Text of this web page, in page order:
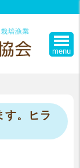
menu
す。ヒラ